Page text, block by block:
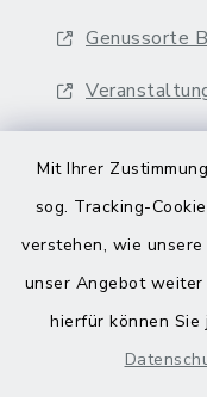
Mit Ihrer
sog. Tracking-
verstehen, wie
unser Angebot
hierfür können Sie
Genussorte